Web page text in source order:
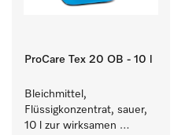
ProCare Tex 20 OB - 10 l
Bleichmittel,
Flüssigkonzentrat, sauer,
10 l zur wirksamen